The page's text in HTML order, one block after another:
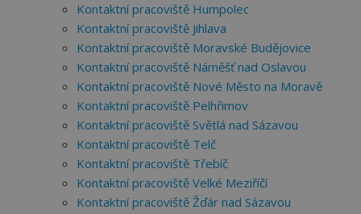
Kontaktní pracoviště Humpolec
Kontaktní pracoviště Jihlava
Kontaktní pracoviště Moravské Budějovice
Kontaktní pracoviště Náměšť nad Oslavou
Kontaktní pracoviště Nové Město na Moravě
Kontaktní pracoviště Pelhřimov
Kontaktní pracoviště Světlá nad Sázavou
Kontaktní pracoviště Telč
Kontaktní pracoviště Třebíč
Kontaktní pracoviště Velké Meziříčí
Kontaktní pracoviště Žďár nad Sázavou